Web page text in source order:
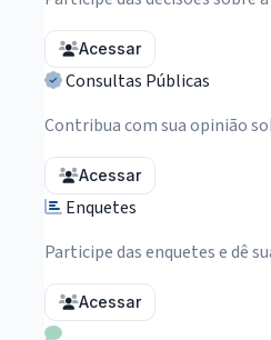
Acessar
Consultas Públicas
Contribua com sua opinião
Acessar
Enquetes
Participe das enquetes e dê
Acessar